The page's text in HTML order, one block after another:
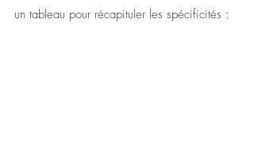
un tableau pour récapituler les spécificités :